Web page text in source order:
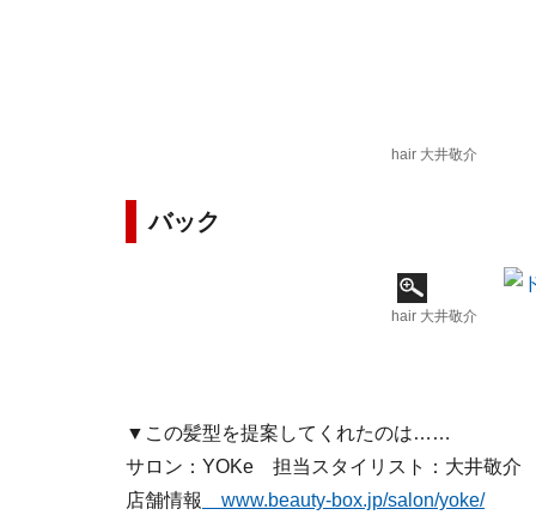
hair 大井敬介
バック
hair 大井敬介
▼この髪型を提案してくれたのは……
サロン：YOKe 担当スタイリスト：大井敬介
店舗情報
www.beauty-box.jp/salon/yoke/